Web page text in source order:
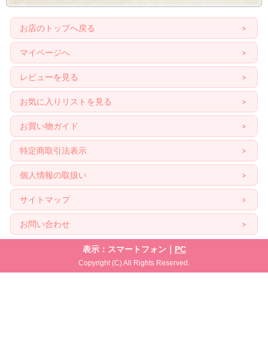
お店のトップへ戻る
マイページへ
レビューを見る
お気に入りリストを見る
お買い物ガイド
特定商取引法表示
個人情報の取扱い
サイトマップ
お問い合わせ
表示：スマートフォン｜ PC
Copyright (C) All Rights Reserved.